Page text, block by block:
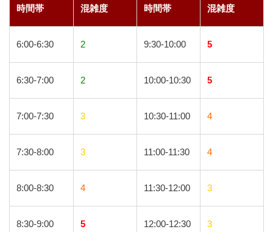
時間帯 混雑度 時間帯 混雑度
6:00-6:30 2 9:30-10:00 5
6:30-7:00 2 10:00-10:30 5
7:00-7:30 3 10:30-11:00 4
7:30-8:00 3 11:00-11:30 4
8:00-8:30 4 11:30-12:00 3
8:30-9:00 5 12:00-12:30 3